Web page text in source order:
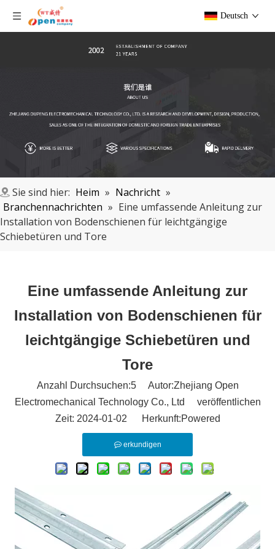
Deutsch
Sie sind hier: Heim » Nachricht »
Branchennachrichten » Eine umfassende Anleitung zur
Installation von Bodenschienen für leichtgängige
Schiebetüren und Tore
Eine umfassende Anleitung zur
Installation von Bodenschienen für
leichtgängige Schiebetüren und
Tore
Anzahl Durchsuchen:5Autor:Zhejiang Open
Electromechanical Technology Co., Ltd veröffentlichen
Zeit: 2024-01-02 Herkunft:Powered
erkundigen